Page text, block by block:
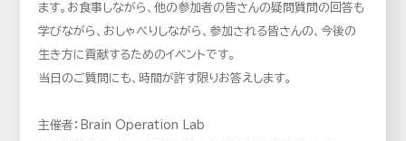
ます。お食事しながら、他の参加者の皆さんの疑問質問の回答も
学びながら、おしゃべりしながら、参加される皆さんの、今後の
生き方に貢献するためのイベントです。
当日のご質問にも、時間が許す限りお答えします。
主催者：Brain Operation Lab